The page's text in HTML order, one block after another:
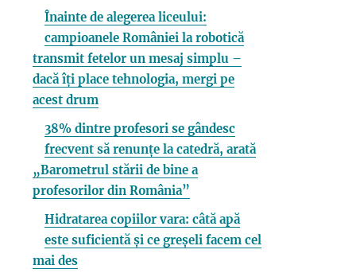
Înainte de alegerea liceului:
campioanele României la robotică
transmit fetelor un mesaj simplu –
dacă îți place tehnologia, mergi pe
acest drum
38% dintre profesori se gândesc
frecvent să renunțe la catedră, arată
„Barometrul stării de bine a
profesorilor din România”
Hidratarea copiilor vara: câtă apă
este suficientă și ce greșeli facem cel
mai des